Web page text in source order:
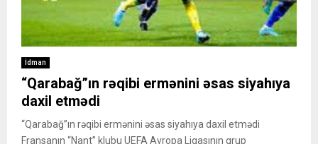
İdman
“Qarabağ”ın rəqibi ermənini əsas siyahıya
daxil etmədi
“Qarabağ”ın rəqibi ermənini əsas siyahıya daxil etmədi
Fransanın “Nant” klubu UEFA Avropa Liqasının qrup